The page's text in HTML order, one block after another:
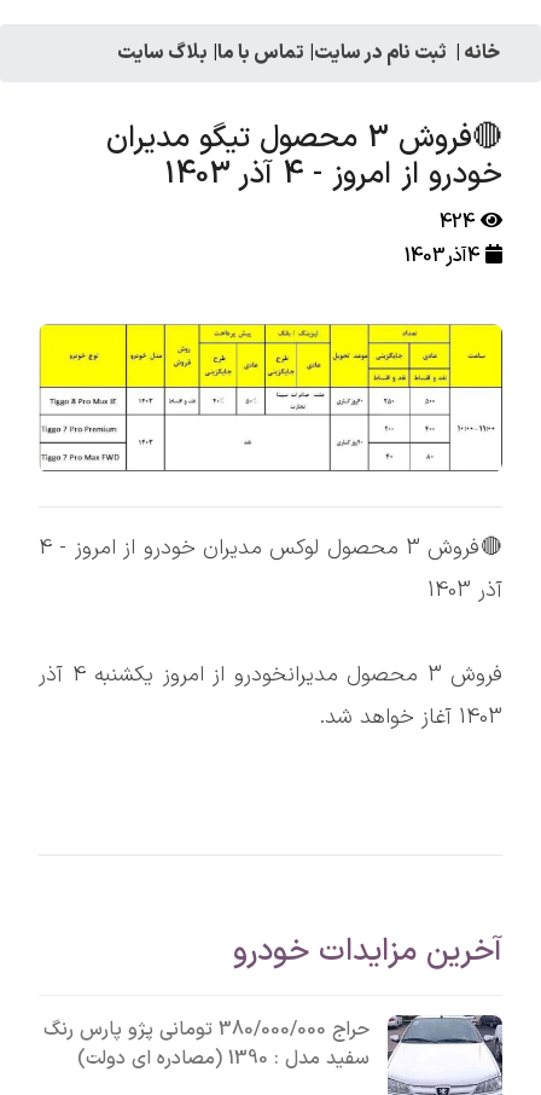
خانه | ثبت نام در سایت| تماس با ما| بلاگ سایت
🔴فروش 3 محصول تیگو مدیران
خودرو از امروز - 4 آذر 1403
424
4آذر1403
🔴فروش 3 محصول لوکس مدیران خودرو از امروز - 4
آذر 1403
فروش 3 محصول مدیرانخودرو از امروز یکشنبه 4 آذر
1403 آغاز خواهد شد.
آخرین مزایدات خودرو
حراج 380/000/000 تومانی پژو پارس رنگ
سفید مدل : 1390 (مصادره ای دولت)